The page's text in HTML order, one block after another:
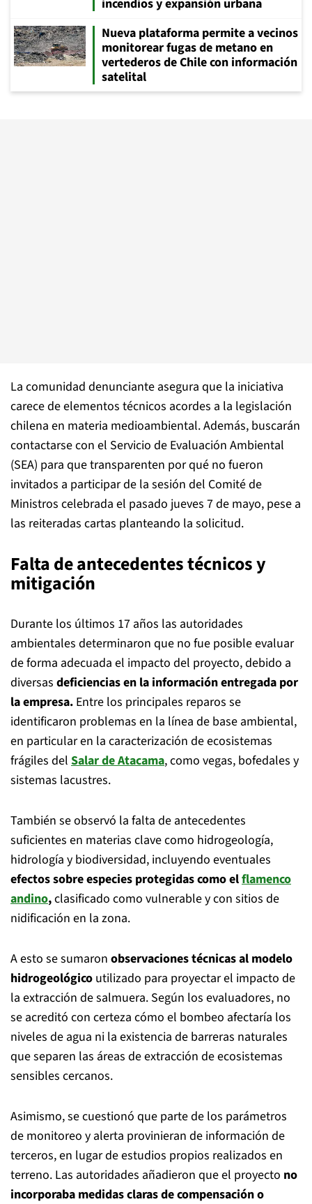
incendios y expansión urbana
Nueva plataforma permite a vecinos
monitorear fugas de metano en
vertederos de Chile con información
satelital
La comunidad denunciante asegura que la iniciativa
carece de elementos técnicos acordes a la legislación
chilena en materia medioambiental. Además, buscarán
contactarse con el Servicio de Evaluación Ambiental
(SEA) para que transparenten por qué no fueron
invitados a participar de la sesión del Comité de
Ministros celebrada el pasado jueves 7 de mayo, pese a
las reiteradas cartas planteando la solicitud.
Falta de antecedentes técnicos y
mitigación
Durante los últimos 17 años las autoridades
ambientales determinaron que no fue posible evaluar
de forma adecuada el impacto del proyecto, debido a
diversas deficiencias en la información entregada por
la empresa. Entre los principales reparos se
identificaron problemas en la línea de base ambiental,
en particular en la caracterización de ecosistemas
frágiles del Salar de Atacama, como vegas, bofedales y
sistemas lacustres.
También se observó la falta de antecedentes
suficientes en materias clave como hidrogeología,
hidrología y biodiversidad, incluyendo eventuales
efectos sobre especies protegidas como elflamenco
andino,clasificado como vulnerable y con sitios de
nidificación en la zona.
A esto se sumaron observaciones técnicas al modelo
hidrogeológico utilizado para proyectar el impacto de
la extracción de salmuera. Según los evaluadores, no
se acreditó con certeza cómo el bombeo afectaría los
niveles de agua ni la existencia de barreras naturales
que separen las áreas de extracción de ecosistemas
sensibles cercanos.
Asimismo, se cuestionó que parte de los parámetros
de monitoreo y alerta provinieran de información de
terceros, en lugar de estudios propios realizados en
terreno. Las autoridades añadieron que el proyecto no
incorporaba medidas claras de compensación o